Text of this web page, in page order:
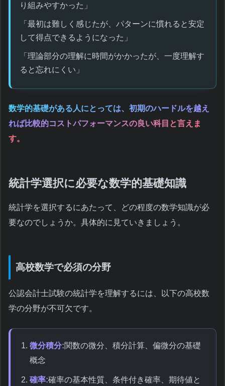
り組みやすかった」
「最初は難しく感じたが、パターンに慣れると安定
して得点できるようになった」
「理論部分の理解に時間がかかったが、一度理解す
ると忘れにくい」
数学的基礎がある人にとっては、初期のハードルを越え
れば比較的コストパフォーマンスの良い科目と言えま
す。
統計学選択に必要な数学的基礎知識
統計学を選択するにあたって、どの程度の数学知識が必
要なのでしょうか。具体的に見ていきましょう。
高校数学で必須の分野
公認会計士試験の統計学を理解するには、以下の高校数
学の分野が不可欠です。
微分積分:関数の微分、積分計算、偏微分の基礎
概念
確率:確率の基本性質、条件付き確率、期待値と